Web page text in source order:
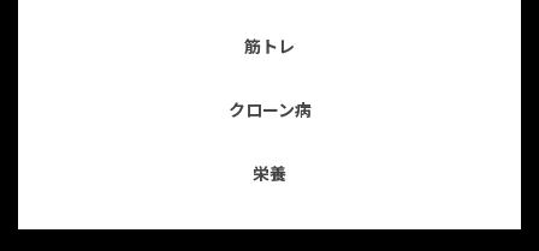
筋トレ
クローン病
栄養